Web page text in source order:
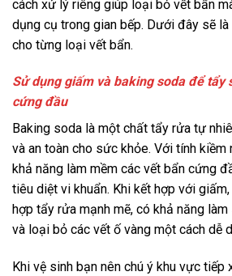
cách xử lý riêng giúp loại bỏ vết bẩn
dụng cụ trong gian bếp. Dưới đây sẽ
cho từng loại vết bẩn.
Sử dụng giấm và baking soda để tẩy
cứng đầu
Baking soda là một chất tẩy rửa tự
và an toàn cho sức khỏe. Với tính kiềm
khả năng làm mềm các vết bẩn cứng
tiêu diệt vi khuẩn. Khi kết hợp với
hợp tẩy rửa mạnh mẽ, có khả năng
và loại bỏ các vết ố vàng một cách dễ
Khi vệ sinh bạn nên chú ý khu vực